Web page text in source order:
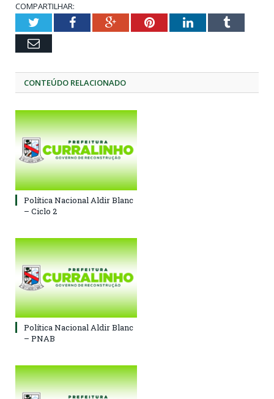
COMPARTILHAR:
TwitterFacebookGoogle+PinterestLinkedInTumblr
Email
CONTEÚDO RELACIONADO
Política Nacional Aldir Blanc
– Ciclo 2
Política Nacional Aldir Blanc
– PNAB